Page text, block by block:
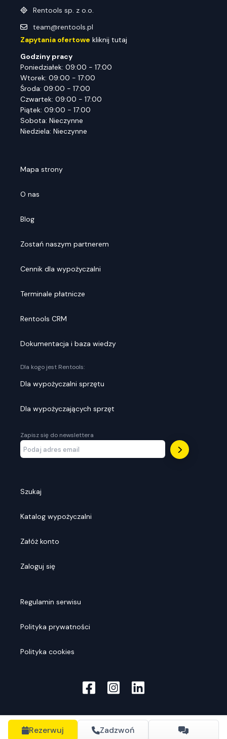
Rezerwuj Zadzwoń
Rentools sp. z o.o.
team@rentools.pl
Zapytania ofertowe kliknij tutaj
Godziny pracy
Poniedziałek: 09:00 - 17:00
Wtorek: 09:00 - 17:00
Środa: 09:00 - 17:00
Czwartek: 09:00 - 17:00
Piątek: 09:00 - 17:00
Sobota: Nieczynne
Niedziela: Nieczynne
Mapa strony
O nas
Blog
Zostań naszym partnerem
Cennik dla wypożyczalni
Terminale płatnicze
Rentools CRM
Dokumentacja i baza wiedzy
Dla kogo jest Rentools:
Dla wypożyczalni sprzętu
Dla wypożyczających sprzęt
Zapisz się do newslettera
Szukaj
Katalog wypożyczalni
Załóż konto
Zaloguj się
Regulamin serwisu
Polityka prywatności
Polityka cookies
© Rentools 2026. Wszelkie prawa zastrzeżone.